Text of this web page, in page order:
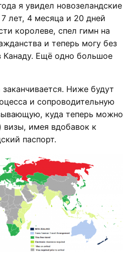
я увидел новозеландские
лет, 4 месяца и 20 дней
королеве, спел гимн на
и теперь могу без
Канаду. Ещё одно большое
Ниже будут
и сопроводительную
куда теперь можно
визы, имея вдобавок к
паспорт.